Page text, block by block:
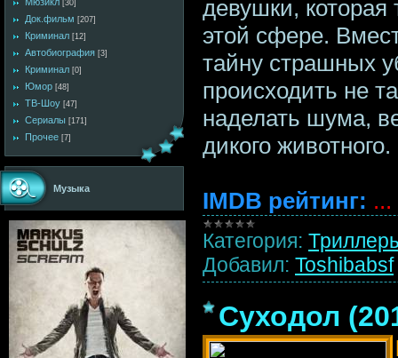
[30]
Док.фильм [207]
Криминал [12]
Автобиография [3]
Криминал [0]
Юмор [48]
ТВ-Шоу [47]
Сериалы [171]
Прочее [7]
Музыка
девушки, которая
этой сфере.
тайну страшных
происходить не
наделать шума,
дикого животного.
IMDB рейтинг: ...
Категория:
Добавил: Toshibabsf
Суходол